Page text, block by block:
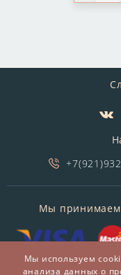
Мы
Мы используем
анализа данных о